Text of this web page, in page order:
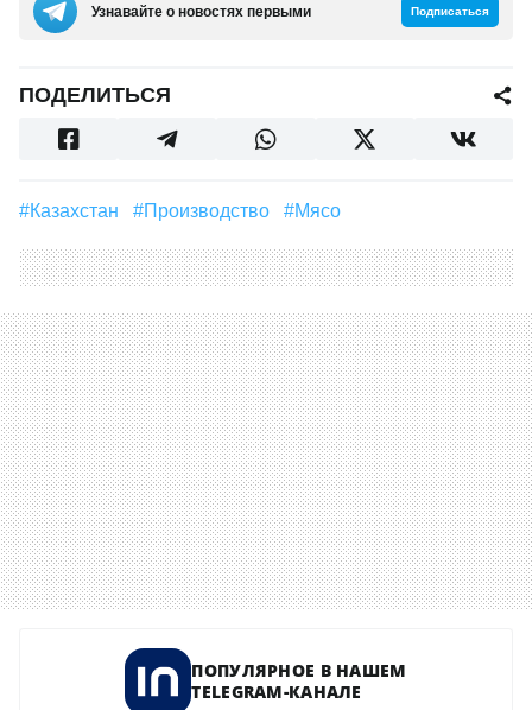
Узнавайте о новостях первыми Подписаться
ПОДЕЛИТЬСЯ
#Казахстан #производство #мясо